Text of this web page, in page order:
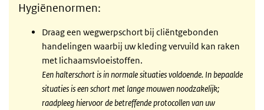
Hygiënenormen:
Draag een wegwerpschort bij cliëntgebonden
handelingen waarbij uw kleding vervuild kan raken
met lichaamsvloeistoffen.
Een halterschort is in normale situaties voldoende. In bepaalde
situaties is een schort met lange mouwen noodzakelijk;
raadpleeg hiervoor de betreffende protocollen van uw